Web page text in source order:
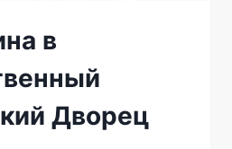
в
Дворец